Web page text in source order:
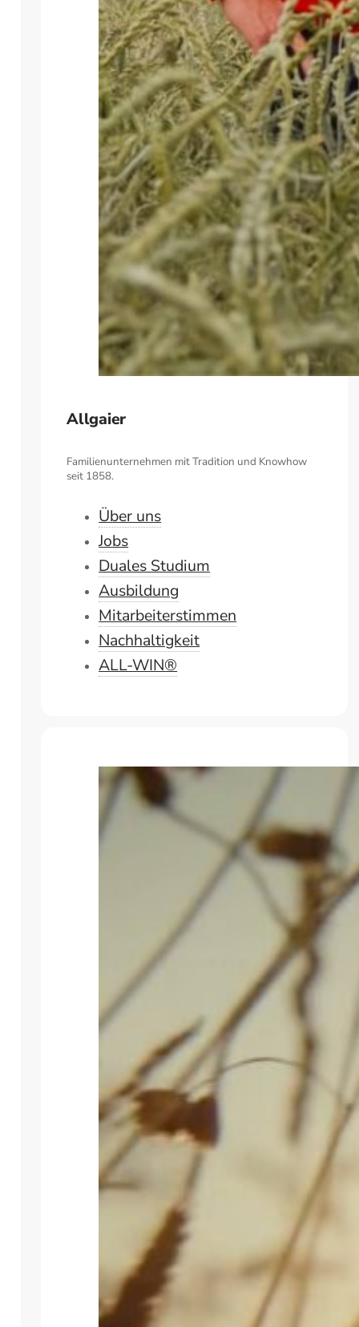
Allgaier
Familienunternehmen mit Tradition und Knowhow
seit 1858.
Über uns
Jobs
Duales Studium
Ausbildung
Mitarbeiterstimmen
Nachhaltigkeit
ALL-WIN®